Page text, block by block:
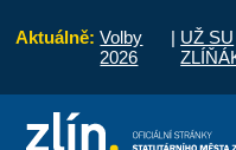
Aktuálně: Volby
2026
| UŽ SU